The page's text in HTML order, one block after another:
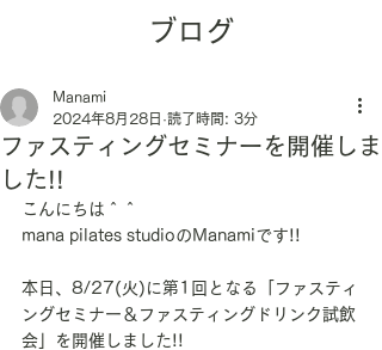
ブログ
ファスティングセミナーを開催しま
した!!
Manami
2024年8月28日 読了時間: 3分
こんにちは＾＾
mana pilates studioのManamiです!!
本日、8/27(火)に第1回となる「ファスティ
ングセミナー＆ファスティングドリンク試飲
会」を開催しました!!